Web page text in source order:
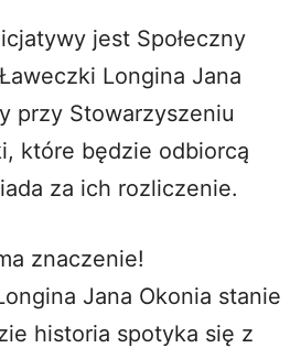
jest Społeczny
Longina Jana
przy Stowarzyszeniu
które będzie odbiorcą
za ich rozliczenie.
znaczenie!
Jana Okonia stanie
historia spotyka się z